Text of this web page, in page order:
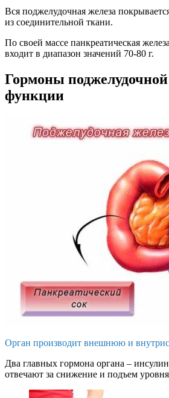
Вся поджелудочная железа
из соединительной ткани.
По своей массе панкреатическая
входит в диапазон значений 70-80 г.
Гормоны
функции
Орган производит внешнюю и
Два главных гормона органа –
отвечают за снижение и подъем уровня